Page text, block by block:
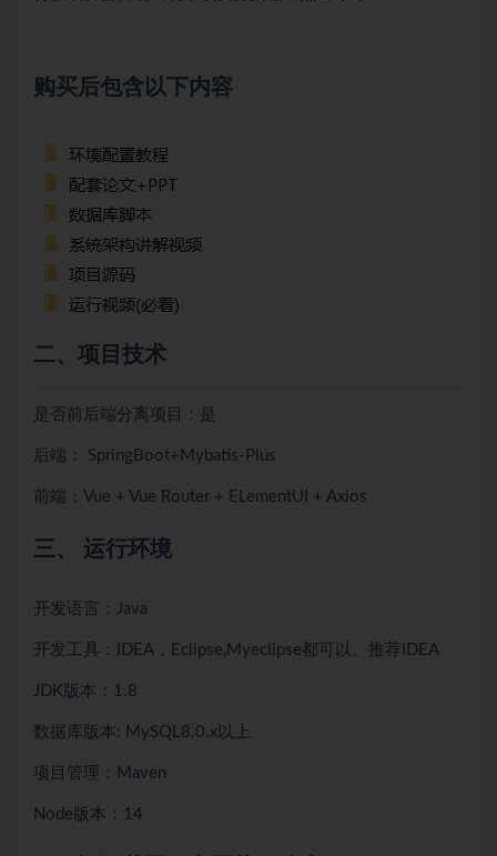
购买后包含以下内容
二、项目技术
是否前后端分离项目：是
后端： SpringBoot+Mybatis-Plus
前端：Vue + Vue Router + ELementUI + Axios
三、 运行环境
开发语言：Java
开发工具：IDEA，Eclipse,Myeclipse都可以。推荐IDEA
JDK版本：1.8
数据库版本: MySQL8.0.x以上
项目管理：Maven
Node版本：14